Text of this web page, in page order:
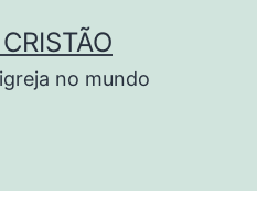
no mundo